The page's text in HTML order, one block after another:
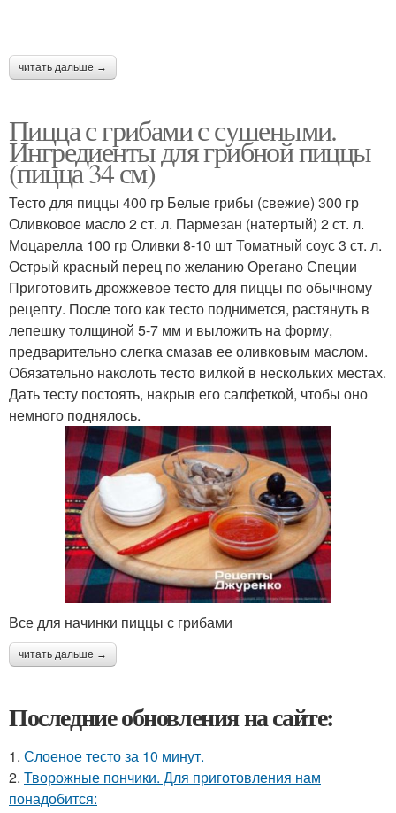
читать дальше →
Пицца с грибами с сушеными.
Ингредиенты для грибной пиццы
(пицца 34 см)
Тесто для пиццы 400 гр Белые грибы (свежие) 300 гр
Оливковое масло 2 ст. л. Пармезан (натертый) 2 ст. л.
Моцарелла 100 гр Оливки 8-10 шт Томатный соус 3 ст. л.
Острый красный перец по желанию Орегано Специи
Приготовить дрожжевое тесто для пиццы по обычному
рецепту. После того как тесто поднимется, растянуть в
лепешку толщиной 5-7 мм и выложить на форму,
предварительно слегка смазав ее оливковым маслом.
Обязательно наколоть тесто вилкой в нескольких местах.
Дать тесту постоять, накрыв его салфеткой, чтобы оно
немного поднялось.
Все для начинки пиццы с грибами
читать дальше →
Последние обновления на сайте:
1. Слоеное тесто за 10 минут.
2. Творожные пончики. Для приготовления нам
понадобится: